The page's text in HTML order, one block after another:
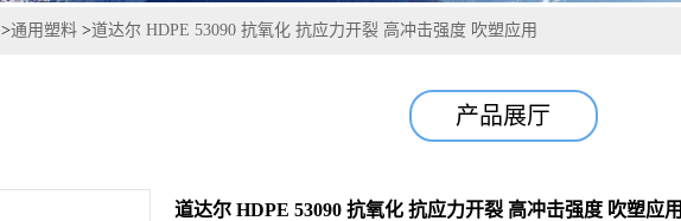
>通用塑料 >道达尔 HDPE 53090 抗氧化 抗应力开裂 高冲击强度 吹塑应用
产品展厅
道达尔 HDPE 53090 抗氧化 抗应力开裂 高冲击强度 吹塑应用